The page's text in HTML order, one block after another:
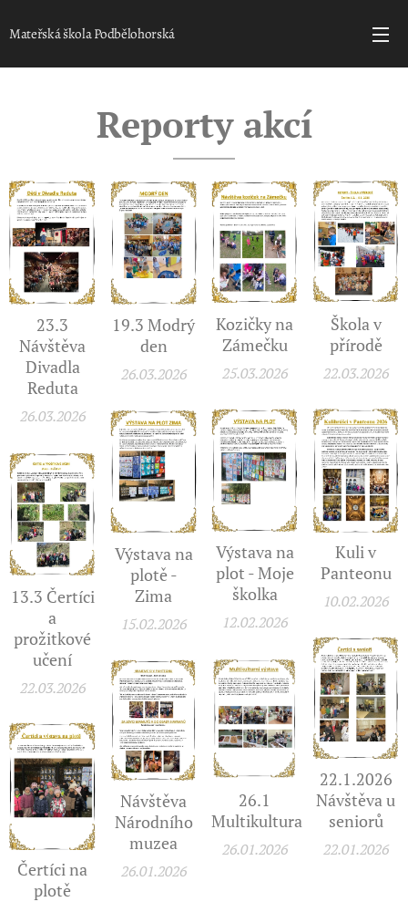
Mateřská škola Podbělohorská
Reporty akcí
23.3
Návštěva
Divadla
Reduta
26.03.2026
19.3 Modrý
den
26.03.2026
Kozičky na
Zámečku
25.03.2026
Škola v
přírodě
22.03.2026
13.3 Čertíci
a
prožitkové
učení
22.03.2026
Výstava na
plotě -
Zima
15.02.2026
Výstava na
plot - Moje
školka
12.02.2026
Kuli v
Panteonu
10.02.2026
Čertíci na
plotě
Návštěva
Národního
muzea
26.01.2026
26.1
Multikultura
26.01.2026
22.1.2026
Návštěva u
seniorů
22.01.2026